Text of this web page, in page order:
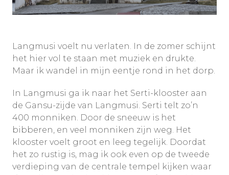
Langmusi voelt nu verlaten. In de zomer schijnt
het hier vol te staan met muziek en drukte.
Maar ik wandel in mijn eentje rond in het dorp.
In Langmusi ga ik naar het Serti-klooster aan
de Gansu-zijde van Langmusi. Serti telt zo’n
400 monniken. Door de sneeuw is het
bibberen, en veel monniken zijn weg. Het
klooster voelt groot en leeg tegelijk. Doordat
het zo rustig is, mag ik ook even op de tweede
verdieping van de centrale tempel kijken waar